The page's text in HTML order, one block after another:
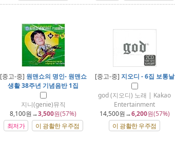
[중고-중] 원맨쇼의 명인- 원맨쇼
생활 38주년 기념음반 1집
지니(genie)뮤직
8,100원→3,500원(57%)
최저가
이 광활한 우주점
[중고-중] 지오디 - 6집 보통날
god (지오디) 노래 | Kakao
Entertainment
14,500원→6,200원(57%)
이 광활한 우주점